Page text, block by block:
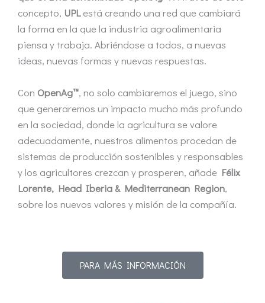
concepto, UPLestá creando una red que cambiará
la forma en la que la industria agroalimentaria
piensa y trabaja. Abriéndose a todos, a nuevas
ideas, nuevas formas y nuevas respuestas.
Con OpenAg™, no solo cambiaremos el juego, sino
que generaremos un impacto mucho más profundo
en la sociedad, donde la agricultura se valore
adecuadamente, nuestros alimentos procedan de
sistemas de producción sostenibles y responsables
y los agricultores crezcan y prosperen, añade Félix
Lorente, Head Iberia & Mediterranean Region,
sobre los nuevos valores y misión de la compañía.
PARA MÁS INFORMACIÓN